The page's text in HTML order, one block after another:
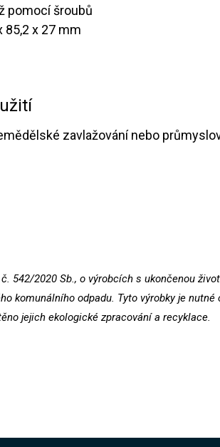
pomocí šroubů
85,2 x 27 mm
zavlažování nebo
542/2020 Sb., o výrobcích s ukončenou
komunálního odpadu. Tyto výrobky je
jejich ekologické zpracování a recyklace.